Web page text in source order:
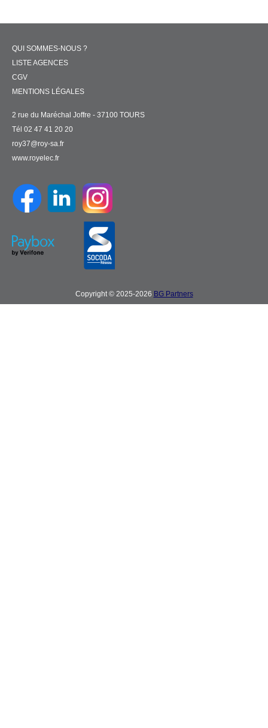
QUI SOMMES-NOUS ?
LISTE AGENCES
CGV
MENTIONS LÉGALES
2 rue du Maréchal Joffre - 37100 TOURS
Tél 02 47 41 20 20
roy37@roy-sa.fr
www.royelec.fr
Copyright © 2025-2026 BG Partners